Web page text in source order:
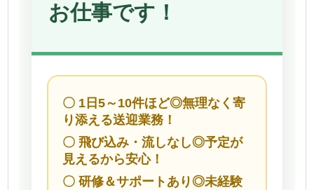
お仕事です！
〇 1日5～10件ほど◎無理なく寄
り添える送迎業務！
〇 飛び込み・流しなし◎予定が
見えるから安心！
〇 研修＆サポートあり◎未経験